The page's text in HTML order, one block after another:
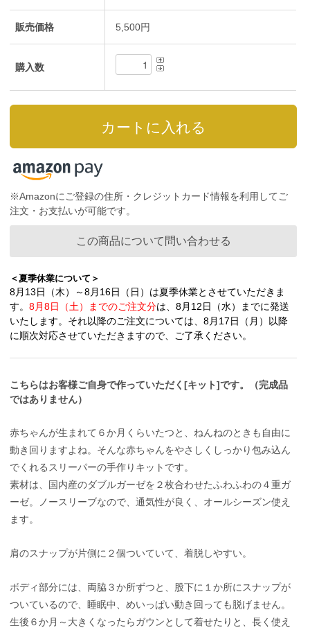
販売価格 5,500円
購入数
※Amazonにご登録の住所・クレジットカード情報を利用してご
注文・お支払いが可能です。
この商品について問い合わせる
＜夏季休業について＞
8月13日（木）～8月16日（日）は夏季休業とさせていただきま
す。8月8日（土）までのご注文分は、8月12日（水）までに発送
いたします。それ以降のご注文については、8月17日（月）以降
に順次対応させていただきますので、ご了承ください。
こちらはお客様ご自身で作っていただく[キット]です。（完成品
ではありません）
赤ちゃんが生まれて６か月くらいたつと、ねんねのときも自由に
動き回りますよね。そんな赤ちゃんをやさしくしっかり包み込ん
でくれるスリーパーの手作りキットです。
素材は、国内産のダブルガーゼを２枚合わせたふわふわの４重ガ
ーゼ。ノースリーブなので、通気性が良く、オールシーズン使え
ます。
肩のスナップが片側に２個ついていて、着脱しやすい。
ボディ部分には、両脇３か所ずつと、股下に１か所にスナップが
ついているので、睡眠中、めいっぱい動き回っても脱げません。
生後６か月～大きくなったらガウンとして着せたりと、長く使え